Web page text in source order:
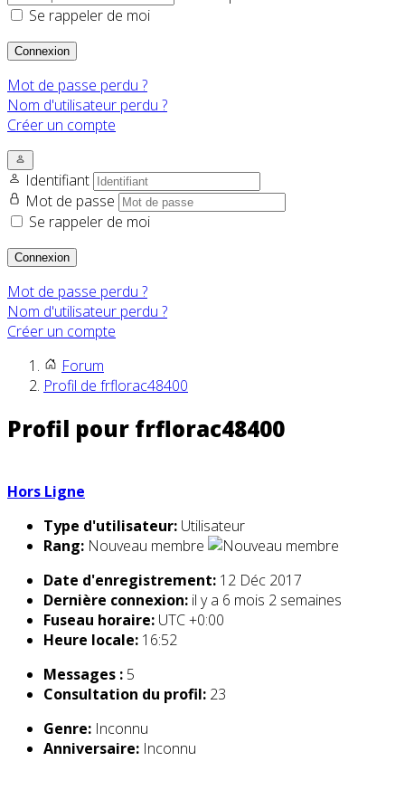
Se rappeler de moi
Connexion
Mot de passe perdu ?
Nom d'utilisateur perdu ?
Créer un compte
Identifiant
Mot de passe
Se rappeler de moi
Connexion
Mot de passe perdu ?
Nom d'utilisateur perdu ?
Créer un compte
Forum
Profil de frflorac48400
Profil pour frflorac48400
Hors Ligne
Type d'utilisateur: Utilisateur
Rang: Nouveau membre
Date d'enregistrement: 12 Déc 2017
Dernière connexion: il y a 6 mois 2 semaines
Fuseau horaire: UTC +0:00
Heure locale: 16:52
Messages : 5
Consultation du profil: 23
Genre: Inconnu
Anniversaire: Inconnu